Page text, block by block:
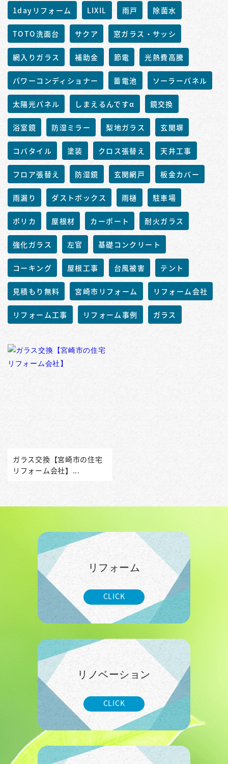
1dayリフォーム LIXIL 雨戸 除菌水
TOTO洗面台 サクア 窓ガラス・サッシ
網入りガラス 補助金 節電 光熱費高騰
パワーコンディショナー 蓄電池 ソーラーパネル
太陽光パネル しまえるんですα 鏡交換
浴室鏡 防湿ミラー 梨地ガラス 玄関塀
コバタイル 塗装 クロス張替え 天井工事
フロア張替え 防湿鏡 玄関網戸 板金カバー
雨漏り ダストボックス 雨樋 駐車場
ポリカ 屋根材 カーポート 耐火ガラス
強化ガラス 左官 基礎コンクリート
コーキング 屋根工事 台風被害 テント
見積もり無料 宮崎市リフォーム リフォーム会社
リフォーム工事 リフォーム事例 ガラス
ガラス交換【宮崎市の住宅
リフォーム会社】...
リフォーム
CLICK
リノベーション
CLICK